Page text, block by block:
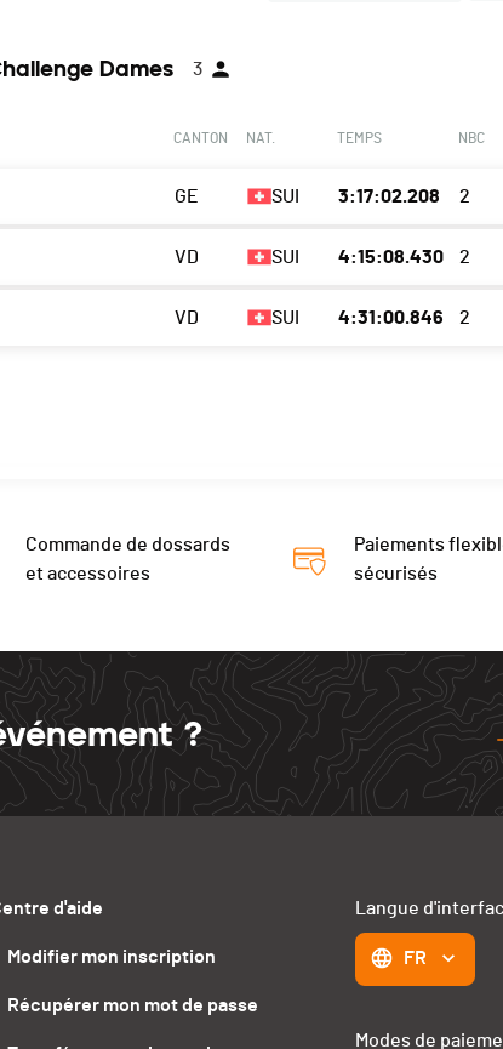
Dames 3
CANTON NAT. TEMPS NBC
GE SUI 3:17:02.208 2
VD SUI 4:15:08.430 2
VD SUI 4:31:00.846 2
Commande de dossards
et accessoires
Paiements
sécurisés
?
d'aide
Modifier mon inscription
Récupérer mon mot de passe
Langue
FR
Modes de